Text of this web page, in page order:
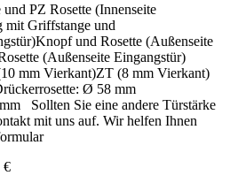
PZ Rosette (Innenseite
mit Griffstange und
und Rosette (Außenseite
(Außenseite Eingangstür)
mm Vierkant)ZT (8 mm Vierkant)
Ø 58 mm
Sollten Sie eine andere Türstärke
mit uns auf. Wir helfen Ihnen
€